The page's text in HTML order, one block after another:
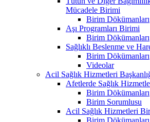
Mücadele Birimi
Birim Dökümanları
Aşı Programları Birimi
Birim Dökümanları
Sağlıklı Beslenme ve
Birim Dökümanları
Videolar
Acil Sağlık Hizmetleri
Afetlerde Sağlık
Birim Dökümanları
Birim Sorumlusu
Acil Sağlık Hizmetleri
Birim Dökümanları